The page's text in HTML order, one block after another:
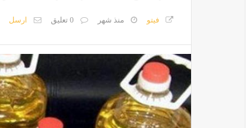
فيتو منذ شهر 0 تعليق ارسل